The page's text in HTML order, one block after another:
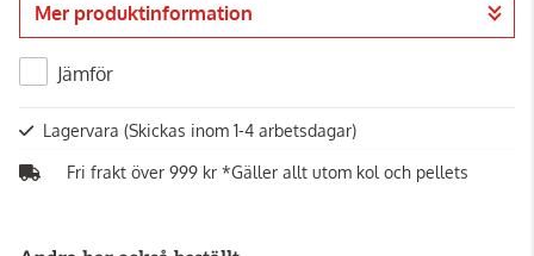
Gå till kassan
Mer produktinformation
Jämför
Lagervara (Skickas inom 1-4 arbetsdagar)
Fri frakt över 999 kr *Gäller allt utom kol och pellets